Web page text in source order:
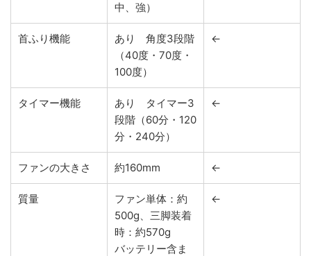
中、強）
首ふり機能
あり 角度3段階
（40度・70度・
100度）
←
タイマー機能
あり タイマー3
段階（60分・120
分・240分）
←
ファンの大きさ 約160mm ←
質量
ファン単体：約
500g、三脚装着
時：約570g
バッテリー含ま
←